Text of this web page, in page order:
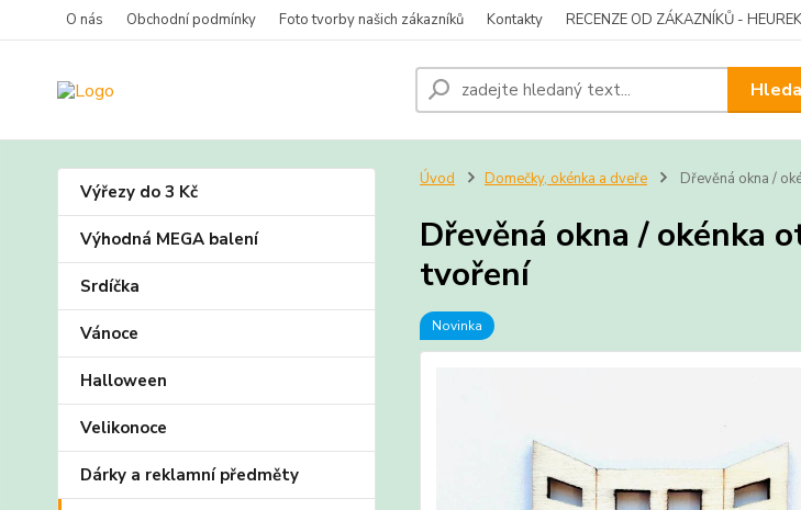
O nás Obchodní podmínky Foto tvorby našich zákazníků Kontakty RECENZE OD ZÁKAZNÍKŮ -
Výřezy do 3 Kč
Výhodná MEGA balení
Srdíčka
Vánoce
Halloween
Velikonoce
Dárky a reklamní předměty
Úvod Domečky, okénka a dveře Dřevěná okna /
Dřevěná okna / okénka
tvoření
Novinka